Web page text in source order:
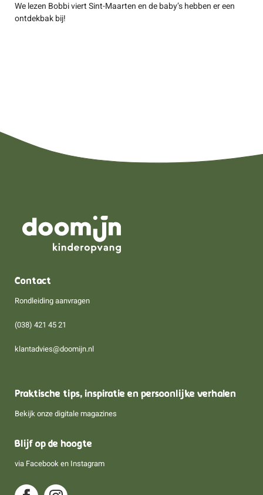
We lezen Bobbi viert Sint-Maarten en de baby’s hebben er een
ontdekbak bij!
Contact
Rondleiding aanvragen
(038) 421 45 21
klantadvies@doomijn.nl
Praktische tips, inspiratie en persoonlijke verhalen
Bekijk onze digitale magazines
Blijf op de hoogte
via Facebook en Instagram